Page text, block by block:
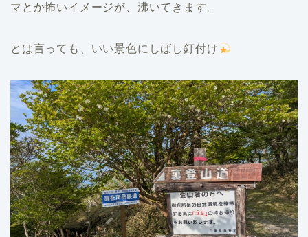
マとか怖いイメージが、沸いてきます。
とは言っても、いい景色にしばし釘付け